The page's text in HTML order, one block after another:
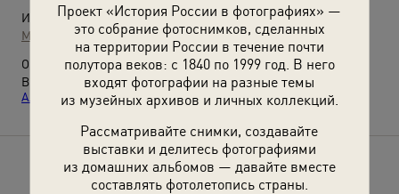
Проект «История России в фотографиях» —
это собрание фотоснимков, сделанных
на территории России в течение почти
полутора веков: с 1840 по 1999 год. В него
входят фотографии на разные темы
из музейных архивов и личных коллекций.
Рассматривайте снимки, создавайте
выставки и делитесь фотографиями
из домашних альбомов — давайте вместе
составлять фотолетопись страны.
Источники:
МАММ / МДФ
О фотографии:
Выставка
«Объекты, детали, фактуры. Фотографии
Александра Хлебникова»с этой фотографией.
Расскажите друзьям об этом фото